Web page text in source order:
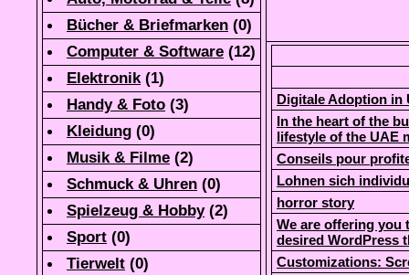
Bücher & Briefmarken (0)
Computer & Software (12)
Elektronik(1)
Handy & Foto (3)
Kleidung (0)
Musik & Filme (2)
Schmuck & Uhren (0)
Spielzeug & Hobby(2)
Sport (0)
Tierwelt (0)
Digitale Adoption in
In the heart of the
lifestyle of the UAE
Conseils pour
Lohnen sich
horror story
We are offering you
desired WordPress
Customizations: